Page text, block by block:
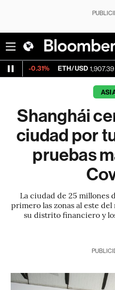
ETH/USD 1,907.39 -0.44%
Shanghái
ciudad por
pruebas
La ciudad de 25 millones
primero las zonas al este
su distrito financiero y